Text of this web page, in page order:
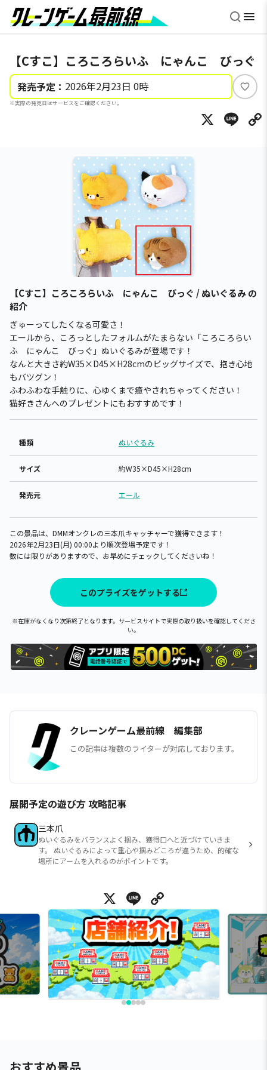
【Cすこ】ころころらいふ にゃんこ びっぐ
発売予定： 2026年2月23日 0時
※実際の発売日はサービスをご確認ください。
い
ね
X
【Cすこ】ころころらいふ にゃんこ びっぐ / ぬいぐるみ の
紹介
ぎゅーってしたくなる可愛さ！
エールから、ころっとしたフォルムがたまらない「ころころらい
ふ にゃんこ びっぐ」ぬいぐるみが登場です！
なんと大きさ約W35×D45×H28cmのビッグサイズで、抱き心地
もバツグン！
ふわふわな手触りに、心ゆくまで癒やされちゃってください！
猫好きさんへのプレゼントにもおすすめです！
種類 ぬいぐるみ
サイズ 約W35×D45×H28cm
発売元 エール
この景品は、DMMオンクレの三本爪キャッチャーで獲得できます！
2026年2月23日(月) 00:00より順次登場予定です！
数には限りがありますので、お早めにチェックしてくださいね！
このプライズをゲットする
※在庫がなくなり次第終了となります。サービスサイトで実際の取り扱いを確認してくださ
い。
クレーンゲーム最前線 編集部
この記事は複数のライターが対応しております。
展開予定の遊び方 攻略記事
三本爪
ぬいぐるみをバランスよく掴み、獲得口へと近づけていきま
す。 ぬいぐるみによって重心や掴みどころが違うため、的確な
場所にアームを入れるのがポイントです。
X Line